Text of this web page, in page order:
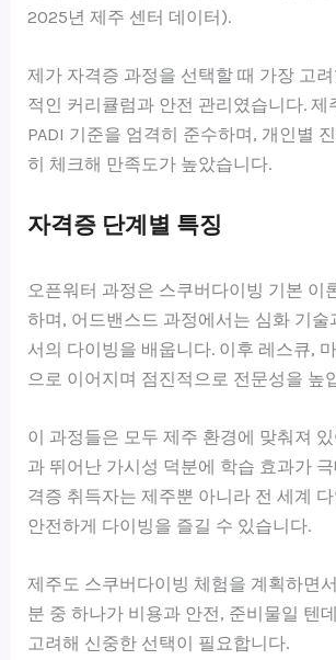
2025년 제주 센터 데이터).
제가 자격증 과정을 선택할 때 가장 고려
적인 커리큘럼과 안전 관리였습니다. 제
PADI 기준을 엄격히 준수하며, 개인별
히 체크해 만족도가 높았습니다.
자격증 단계별 특징
오픈워터 과정은 스쿠버다이빙 기본 이
하며, 어드밴스드 과정에서는 심화 기술
서의 다이빙을 배웁니다. 이후 레스큐,
으로 이어지며 점진적으로 전문성을 높
이 과정들은 모두 제주 환경에 맞춰져
과 뛰어난 가시성 덕분에 학습 효과가
격증 취득자는 제주뿐 아니라 전 세계
안전하게 다이빙을 즐길 수 있습니다.
제주도 스쿠버다이빙 체험을 계획하면
분 중 하나가 비용과 안전, 준비물일 텐
고려해 신중한 선택이 필요합니다.